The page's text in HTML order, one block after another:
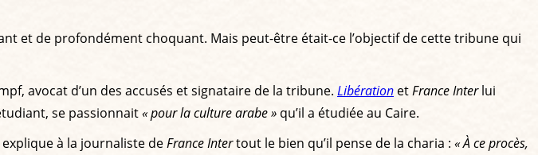
et de profondément choquant. Mais peut-être était-ce l’objectif de cette tribune qui
avocat d’un des accusés et signataire de la tribune. Libération etFrance Interlui
se passionnait« pour la culture arabe » qu’il a étudiée au Caire.
à la journaliste deFrance Intertout le bien qu’il pense de la charia : « À ce procès,